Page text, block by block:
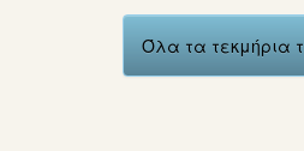
Όλα τα τεκμήρια